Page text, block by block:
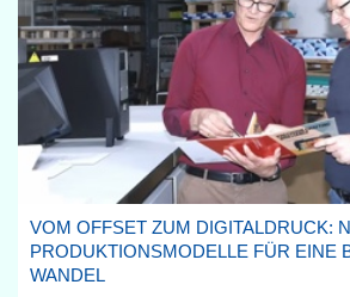
VOM OFFSET ZUM DIGITALDRUCK:
PRODUKTIONSMODELLE FÜR EINE
WANDEL